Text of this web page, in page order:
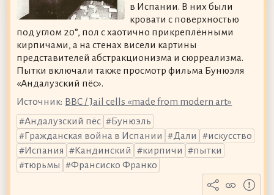
в Испании. В них были
кровати с поверхностью
под углом 20°, пол с хаотично прикреплёнными
кирпичами, а на стенах висели картины
представителей абстракционизма и сюрреализма.
Пытки включали также просмотр фильма Бунюэля
«Андалузский пёс».
Источник: BBC / Jail cells «made from modern art»
Андалузский пёс
Бунюэль
Гражданская война в Испании
Дали
искусство
Испания
Кандинский кирпичи
пытки
тюрьмы
Франсиско Франко